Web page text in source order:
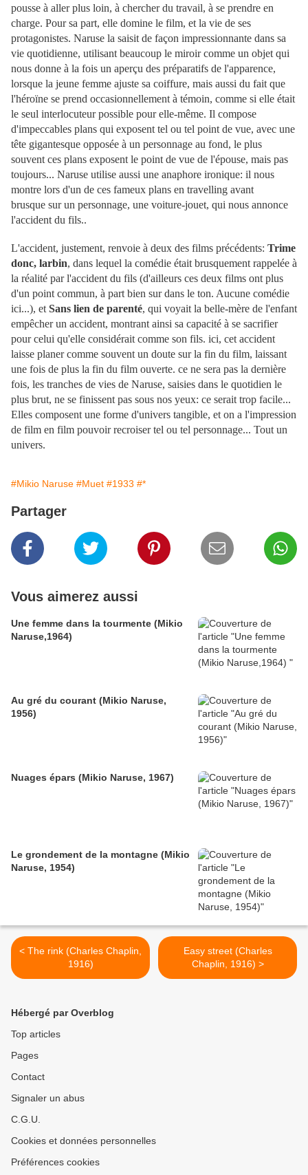
pousse à aller plus loin, à chercher du travail, à se prendre en
charge. Pour sa part, elle domine le film, et la vie de ses
protagonistes. Naruse la saisit de façon impressionnante dans sa
vie quotidienne, utilisant beaucoup le miroir comme un objet qui
nous donne à la fois un aperçu des préparatifs de l'apparence,
lorsque la jeune femme ajuste sa coiffure, mais aussi du fait que
l'héroïne se prend occasionnellement à témoin, comme si elle était
le seul interlocuteur possible pour elle-même. Il compose
d'impeccables plans qui exposent tel ou tel point de vue, avec une
tête gigantesque opposée à un personnage au fond, le plus
souvent ces plans exposent le point de vue de l'épouse, mais pas
toujours... Naruse utilise aussi une anaphore ironique: il nous
montre lors d'un de ces fameux plans en travelling avant
brusque sur un personnage, une voiture-jouet, qui nous annonce
l'accident du fils..
L'accident, justement, renvoie à deux des films précédents: Trime
donc, larbin, dans lequel la comédie était brusquement rappelée à
la réalité par l'accident du fils (d'ailleurs ces deux films ont plus
d'un point commun, à part bien sur dans le ton. Aucune comédie
ici...), et Sans lien de parenté, qui voyait la belle-mère de l'enfant
empêcher un accident, montrant ainsi sa capacité à se sacrifier
pour celui qu'elle considérait comme son fils. ici, cet accident
laisse planer comme souvent un doute sur la fin du film, laissant
une fois de plus la fin du film ouverte. ce ne sera pas la dernière
fois, les tranches de vies de Naruse, saisies dans le quotidien le
plus brut, ne se finissent pas sous nos yeux: ce serait trop facile...
Elles composent une forme d'univers tangible, et on a l'impression
de film en film pouvoir recroiser tel ou tel personnage... Tout un
univers.
#Mikio Naruse #Muet #1933 #*
Partager
Vous aimerez aussi
Une femme dans la tourmente (Mikio
Naruse,1964)
Au gré du courant (Mikio Naruse,
1956)
Nuages épars (Mikio Naruse, 1967)
Le grondement de la montagne (Mikio
Naruse, 1954)
< The rink (Charles Chaplin,
1916)
Easy street (Charles
Chaplin, 1916) >
Hébergé par Overblog
Top articles
Pages
Contact
Signaler un abus
C.G.U.
Cookies et données personnelles
Préférences cookies